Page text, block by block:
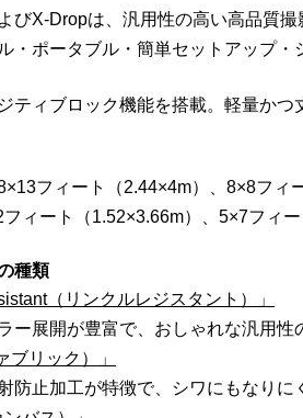
びX-Dropは、汎用性の高い高品質
・ポータブル・簡単セットアップ
ティブロック機能を搭載。軽量か
8×13フィート（2.44×4m）、8×8フィ
フィート（1.52×3.66m）、5×7フィ
種類
（リンクルレジスタント）」
ー展開が豊富で、おしゃれな汎用
ブリック）」
防止加工が特徴で、シワにもなり